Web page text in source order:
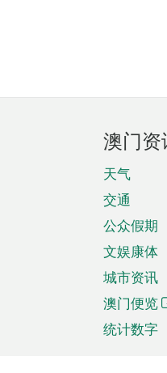
澳门资
天气
交通
公众假期
文娱康体
城市资讯
澳门便览
统计数字